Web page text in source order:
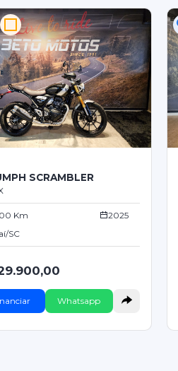
SCRAMBLER
Km
2025
SC
Whatsapp